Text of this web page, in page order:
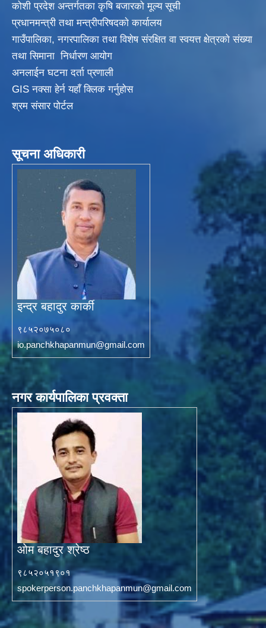
कोशी प्रदेश अन्तर्गतका कृषि बजारको मूल्य सूची
प्रधानमन्त्री तथा मन्त्रीपरिषदकाे कार्यालय
गाउँपालिका, नगरपालिका तथा विशेष संरक्षित वा स्वयत्त क्षेत्रकाे संख्या
तथा सिमाना निर्धारण आयाेग
अनलाईन घटना दर्ता प्रणाली
GIS नक्सा हेर्न यहाँ क्लिक गर्नुहाेस
श्रम संसार पोर्टल
सूचना अधिकारी
इन्द्र बहादुर कार्की
९८५२०७५०८०
io.panchkhapanmun@gmail.com
नगर कार्यपालिका प्रवक्ता
ओम बहादुर श्रेष्ठ
९८५२०५१९०१
spokerperson.panchkhapanmun@gmail.com